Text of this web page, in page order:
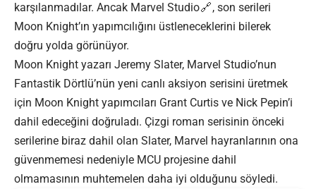
karşılanmadılar. Ancak Marvel Studio
, son serileri
Moon Knight’ın yapımcılığını üstleneceklerini bilerek
doğru yolda görünüyor.
Moon Knight yazarı Jeremy Slater, Marvel Studio’nun
Fantastik Dörtlü’nün yeni canlı aksiyon serisini üretmek
için Moon Knight yapımcıları Grant Curtis ve Nick Pepin’i
dahil edeceğini doğruladı. Çizgi roman serisinin önceki
serilerine biraz dahil olan Slater, Marvel hayranlarının ona
güvenmemesi nedeniyle MCU projesine dahil
olmamasının muhtemelen daha iyi olduğunu söyledi.